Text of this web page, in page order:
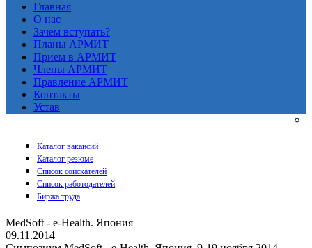
Главная
О нас
Зачем вступать?
Планы АРМИТ
Прием в АРМИТ
Члены АРМИТ
Правление АРМИТ
Контакты
Устав
Каталог вакансий
Каталог резюме
Список соискателей
Список работодателей
Биржа труда
MedSoft - e-Health. Япония
09.11.2014